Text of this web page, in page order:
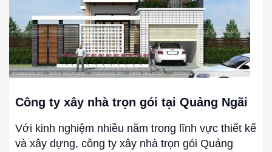
Công ty xây nhà trọn gói tại Quảng Ngãi
Với kinh nghiệm nhiều năm trong lĩnh vực thiết kế
và xây dựng, công ty xây nhà trọn gói Quảng
Quảng
Ngãi